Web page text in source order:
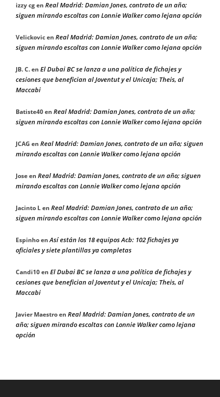
izzy cgen Real Madrid: Damian Jones, contrato de un año;
siguen mirando escoltas con Lonnie Walker como lejana opción
Velickovicen Real Madrid: Damian Jones, contrato de un año;
siguen mirando escoltas con Lonnie Walker como lejana opción
JB. C.en El Dubai BC se lanza a una política de fichajes y
cesiones que benefician al Joventut y el Unicaja; Theis, al
Maccabi
Batiste40en Real Madrid: Damian Jones, contrato de un año;
siguen mirando escoltas con Lonnie Walker como lejana opción
JCAG en Real Madrid: Damian Jones, contrato de un año; siguen
mirando escoltas con Lonnie Walker como lejana opción
Joseen Real Madrid: Damian Jones, contrato de un año; siguen
mirando escoltas con Lonnie Walker como lejana opción
Jacinto Len Real Madrid: Damian Jones, contrato de un año;
siguen mirando escoltas con Lonnie Walker como lejana opción
EspinhoenAsí están los 18 equipos Acb: 102 fichajes ya
oficiales y siete plantillas ya completas
Candi10en El Dubai BC se lanza a una política de fichajes y
cesiones que benefician al Joventut y el Unicaja; Theis, al
Maccabi
Javier Maestroen Real Madrid: Damian Jones, contrato de un
año; siguen mirando escoltas con Lonnie Walker como lejana
opción